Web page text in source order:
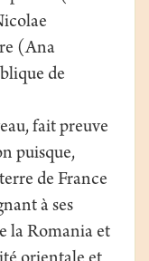
(Ana
de
fait preuve
puisque,
de France
à ses
la Romania et